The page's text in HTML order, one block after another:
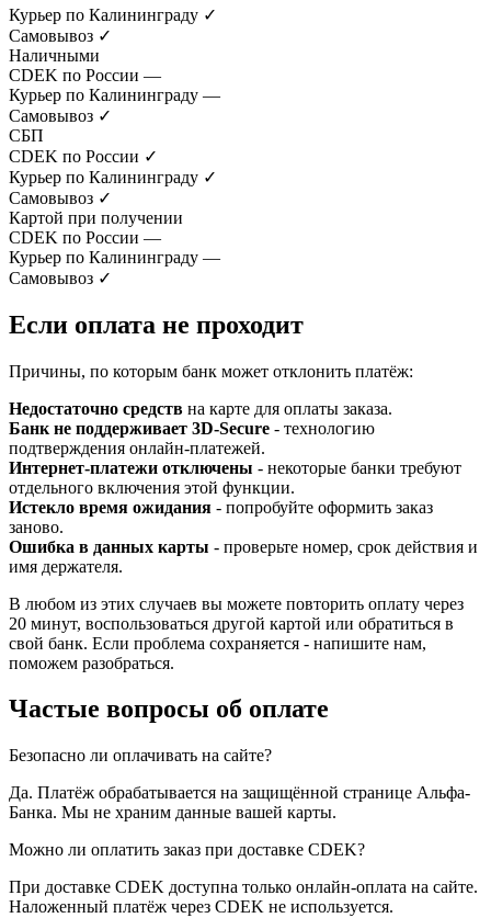
Курьер по Калининграду ✓
Самовывоз ✓
Наличными
CDEK по России —
Курьер по Калининграду —
Самовывоз ✓
СБП
CDEK по России ✓
Курьер по Калининграду ✓
Самовывоз ✓
Картой при получении
CDEK по России —
Курьер по Калининграду —
Самовывоз ✓
Если оплата не проходит
Причины, по которым банк может отклонить платёж:
Недостаточно средств на карте для оплаты заказа.
Банк не поддерживает 3D-Secure - технологию
подтверждения онлайн-платежей.
Интернет-платежи отключены - некоторые банки требуют
отдельного включения этой функции.
Истекло время ожидания - попробуйте оформить заказ
заново.
Ошибка в данных карты - проверьте номер, срок действия и
имя держателя.
В любом из этих случаев вы можете повторить оплату через
20 минут, воспользоваться другой картой или обратиться в
свой банк. Если проблема сохраняется - напишите нам,
поможем разобраться.
Частые вопросы об оплате
Безопасно ли оплачивать на сайте?
Да. Платёж обрабатывается на защищённой странице Альфа-
Банка. Мы не храним данные вашей карты.
Можно ли оплатить заказ при доставке CDEK?
При доставке CDEK доступна только онлайн-оплата на сайте.
Наложенный платёж через CDEK не используется.